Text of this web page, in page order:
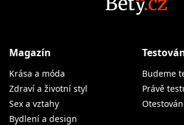
Magazín
Krása a móda
Zdraví a životní styl
Sex a vztahy
Bydlení a design
Budeme
Právě